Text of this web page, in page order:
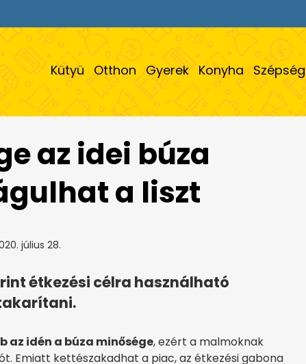
Kütyü Otthon Gyerek Konyha Szépség
az idei búza
a liszt
július 28.
étkezési célra használható
az idén a búza minősége, ezért a malmoknak
Emiatt kettészakadhat a piac, az étkezési gabona